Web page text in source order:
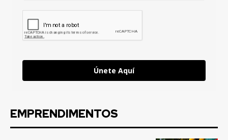
Únete Aquí
EMPRENDIMENTOS